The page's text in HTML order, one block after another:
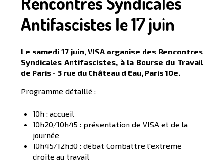
Antifascistes le 17 juin
Le samedi 17 juin, VISA organise des Rencontres
Syndicales Antifascistes, à la Bourse du Travail
de Paris - 3 rue du Château d'Eau, Paris 10e.
Programme détaillé :
10h : accueil
10h20/10h45 : présentation de VISA et de la
journée
10h45/12h30 : débat Combattre l'extrême
droite au travail